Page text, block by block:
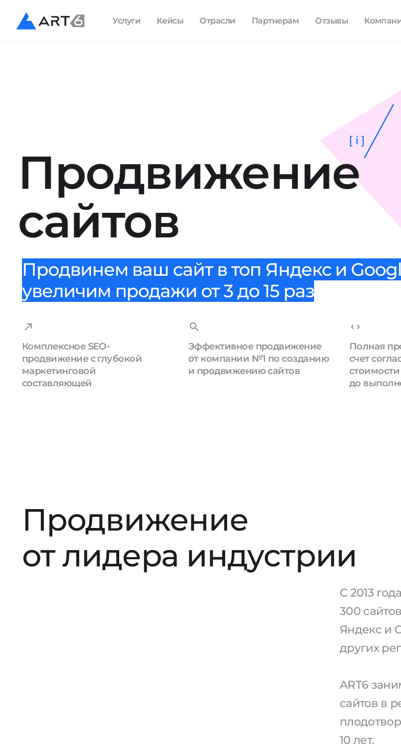
Услуги Кейсы Отрасли Партнерам Отзывы
Продвижение
сайтов
[ i ]
Продвинем ваш сайт в топ Яндекс и
увеличим продажи от 3 до 15 раз
Комплексное SEO-
продвижение с глубокой
маркетинговой
составляющей
Эффективное продвижение
от компании №1 по созданию
и продвижению сайтов
Полная
счет
до
Продвижение
от лидера индустрии
С 2013
300
Яндекс и
других
ART6
сайтов в
10 лет.